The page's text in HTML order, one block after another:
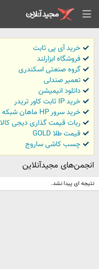
خرید آی پی ثابت
فروشگاه ابزارلند
گروه صنعتی اسکندری
تعمیر صندلی
داتلود انیمیشن
خرید IP ثابت کاور تریدر
خرید سرور HP ماهان شبکه
ربات قیمت گذاری دیجی کالا
قیمت طلا GOLD
چسب کاشی ساروج
انجمن‌های مجیدآنلاین
نتیجه ای پیدا نشد.